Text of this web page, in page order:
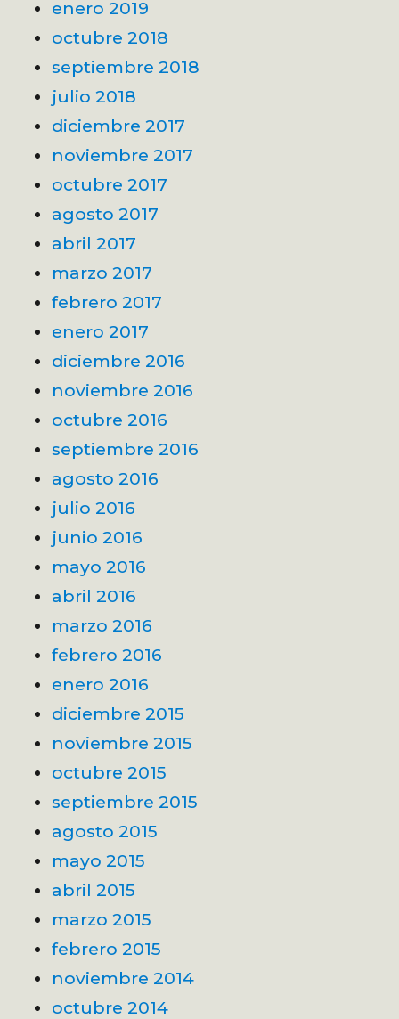
enero 2019
octubre 2018
septiembre 2018
julio 2018
diciembre 2017
noviembre 2017
octubre 2017
agosto 2017
abril 2017
marzo 2017
febrero 2017
enero 2017
diciembre 2016
noviembre 2016
octubre 2016
septiembre 2016
agosto 2016
julio 2016
junio 2016
mayo 2016
abril 2016
marzo 2016
febrero 2016
enero 2016
diciembre 2015
noviembre 2015
octubre 2015
septiembre 2015
agosto 2015
mayo 2015
abril 2015
marzo 2015
febrero 2015
noviembre 2014
octubre 2014